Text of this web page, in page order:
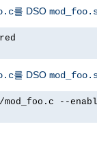
를 DSO
를 DSO
--